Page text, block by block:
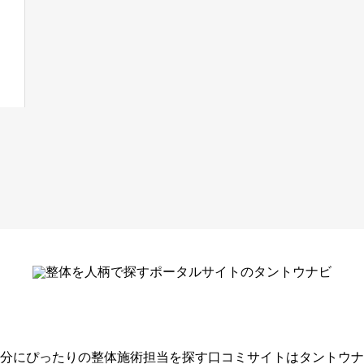
にぴったりの整体施術担当を探す口コミサイトはタントウ